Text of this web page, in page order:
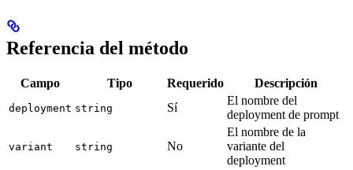
Referencia del método
Campo Tipo Requerido Descripción
deployment string Sí
El nombre del
deployment de prompt
variant string No
El nombre de la
variante del
deployment